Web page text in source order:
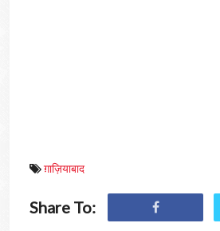
ग़ाज़ियाबाद
Share To: